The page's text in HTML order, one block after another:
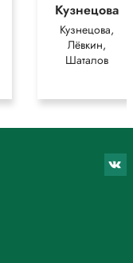
Кузнецова
Кузнецова,
Лёвкин,
Шаталов